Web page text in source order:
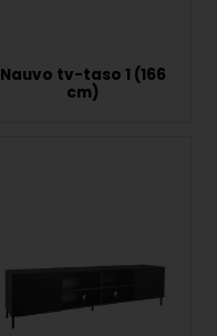
Nauvo tv-taso 1 (166
cm)